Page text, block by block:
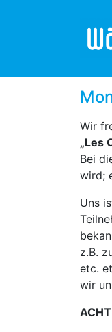
Wir
„Les
Bei
wird;
Uns
z.B.
etc.
wir